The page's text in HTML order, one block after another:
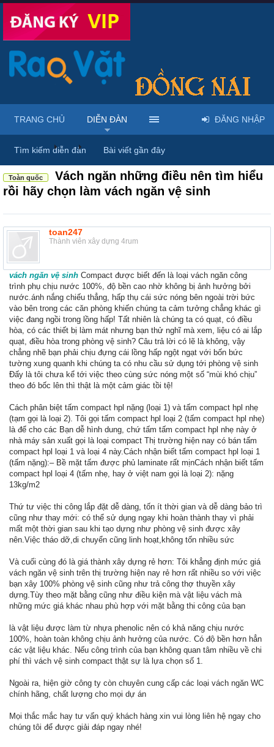
Diễn đàn ... Nội thất & Ngoại thất
Toàn quốc
Vách ngăn những điều nên tìm hiểu
rồi hãy chọn làm vách ngăn vệ sinh
toan247
Thành viên xây dựng 4rum
vách ngăn vệ sinh Compact được biết đến là loại vách ngăn công
trình phụ chịu nước 100%, độ bền cao nhờ không bị ảnh hưởng bởi
nước.ánh nắng chiếu thẳng, hấp thụ cái sức nóng bên ngoài trời bức
vào bên trong các căn phòng khiến chúng ta cảm tưởng chẳng khác gì
việc đang ngồi trong lồng hấp! Tất nhiên là chúng ta có quạt, có điều
hòa, có các thiết bị làm mát nhưng bạn thử nghĩ mà xem, liệu có ai lắp
quạt, điều hòa trong phòng vệ sinh? Câu trả lời có lẽ là không, vậy
chẳng nhẽ bạn phải chịu đựng cái lồng hấp ngột ngạt với bốn bức
tường xung quanh khi chúng ta có nhu cầu sử dụng tới phòng vệ sinh
Đấy là tôi chưa kể tới việc theo cùng sức nóng một số “mùi khó chịu”
theo đó bốc lên thì thật là một cảm giác tồi tệ!
Cách phân biệt tấm compact hpl nặng (loại 1) và tấm compact hpl nhẹ
(tạm gọi là loại 2). Tôi gọi tấm compact hpl loại 2 (tấm compact hpl nhẹ)
là để cho các Bạn dễ hình dung, chứ tấm tấm compact hpl nhẹ này ở
nhà máy sản xuất gọi là loại compact Thị trường hiện nay có bán tấm
compact hpl loại 1 và loại 4 này.Cách nhận biết tấm compact hpl loại 1
(tấm nặng):– Bề mặt tấm được phủ laminate rất mịnCách nhận biết tấm
compact hpl loại 4 (tấm nhẹ, hay ở việt nam gọi là loại 2): nặng
13kg/m2
Thứ tư việc thi công lắp đặt dễ dàng, tốn ít thời gian và dễ dàng bảo trì
cũng như thay mới: có thể sử dụng ngay khi hoàn thành thay vì phải
mất một thời gian sau khi tạo dựng như phòng vệ sinh được xây
nên.Việc tháo dỡ,di chuyển cũng linh hoạt,không tốn nhiều sức
Và cuối cùng đó là giá thành xây dựng rẻ hơn: Tôi khẳng định mức giá
vách ngăn vệ sinh trên thị trường hiện nay rẻ hơn rất nhiều so với việc
bạn xây 100% phòng vệ sinh cũng như trả công thợ thuyền xây
dựng.Tùy theo mặt bằng cũng như điều kiện mà vật liệu vách mà
những mức giá khác nhau phù hợp với mặt bằng thi công của bạn
là vật liệu được làm từ nhựa phenolic nên có khả năng chịu nước
100%, hoàn toàn không chịu ảnh hưởng của nước. Có độ bền hơn hẳn
các vật liệu khác. Nếu công trình của bạn không quan tâm nhiều về chi
phí thì vách vệ sinh compact thật sự là lựa chọn số 1.
Ngoài ra, hiện giờ công ty còn chuyên cung cấp các loại vách ngăn WC
chính hãng, chất lượng cho mọi dự án
Mọi thắc mắc hay tư vấn quý khách hàng xin vui lòng liên hệ ngay cho
chúng tôi để được giải đáp ngay nhé!
TRANG CHỦ DIỄN ĐÀN
Tìm kiếm diễn đàn Bài viết gần đây
ĐĂNG NHẬP